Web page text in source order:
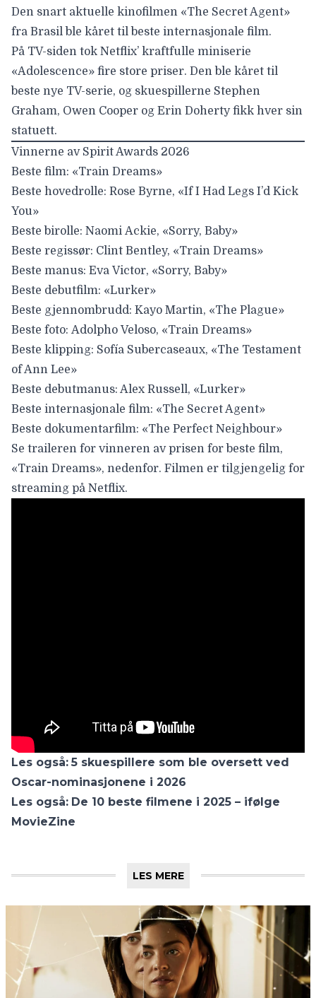
Den snart aktuelle kinofilmen «The Secret Agent»
fra Brasil ble kåret til beste internasjonale film.
På TV-siden tok Netflix’ kraftfulle miniserie
«Adolescence» fire store priser. Den ble kåret til
beste nye TV-serie, og skuespillerne Stephen
Graham, Owen Cooper og Erin Dohertyfikk hver sin
statuett.
Vinnerne av Spirit Awards 2026
Beste film: «Train Dreams»
Beste hovedrolle: Rose Byrne, «If I Had Legs I’d Kick
You»
Beste birolle: Naomi Ackie, «Sorry, Baby»
Beste regissør: Clint Bentley, «Train Dreams»
Beste manus: Eva Victor, «Sorry, Baby»
Beste debutfilm: «Lurker»
Beste gjennombrudd: Kayo Martin, «The Plague»
Beste foto: Adolpho Veloso, «Train Dreams»
Beste klipping: Sofía Subercaseaux, «The Testament
of Ann Lee»
Beste debutmanus: Alex Russell, «Lurker»
Beste internasjonale film: «The Secret Agent»
Beste dokumentarfilm: «The Perfect Neighbour»
Se traileren for vinneren av prisen for beste film,
«Train Dreams», nedenfor. Filmen er tilgjengelig for
streaming på Netflix.
Les også: 5 skuespillere som ble oversett ved
Oscar-nominasjonene i 2026
Les også: De 10 beste filmene i 2025 – ifølge
MovieZine
LES MERE